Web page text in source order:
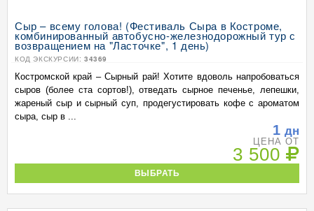
Сыр – всему голова! (Фестиваль Сыра в Костроме,
комбинированный автобусно-железнодорожный тур с
возвращением на "Ласточке", 1 день)
КОД ЭКСКУРСИИ: 34369
Костромской край – Сырный рай! Хотите вдоволь напробоваться
сыров (более ста сортов!), отведать сырное печенье, лепешки,
жареный сыр и сырный суп, продегустировать кофе с ароматом
сыра, сыр в ...
1 дн
ЦЕНА ОТ
3 500
ВЫБРАТЬ